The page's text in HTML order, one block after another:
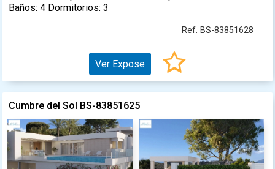
Baños: 4 Dormitorios: 3
Ref. BS-83851628
Ver Expose
Cumbre del Sol BS-83851625